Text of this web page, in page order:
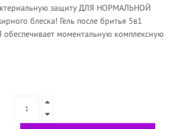
защиту ДЛЯ НОРМАЛЬНОЙ
блеска! Гель после бритья 5в1
моментальную комплексную